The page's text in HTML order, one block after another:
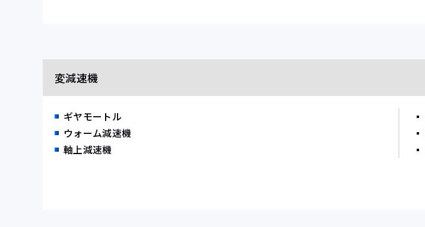
変減速機
ギヤモートル
ウォーム減速機
軸上減速機